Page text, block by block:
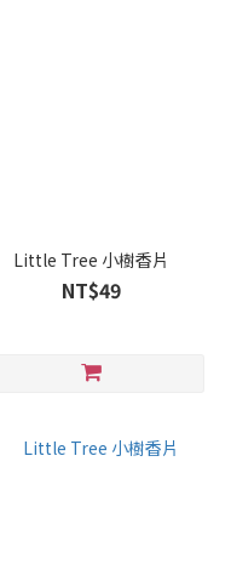
Little Tree 小樹香片
NT$49